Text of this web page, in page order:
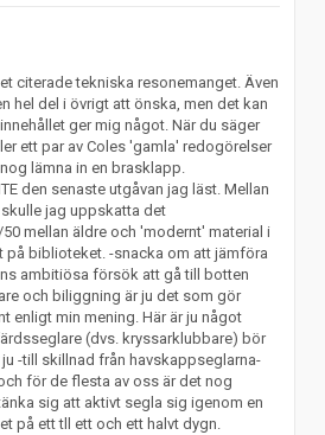
citerade tekniska resonemanget. Även
hel del i övrigt att önska, men det kan
ger mig något. När du säger
ett par av Coles 'gamla' redogörelser
lämna in en brasklapp.
den senaste utgåvan jag läst. Mellan
jag uppskatta det
mellan äldre och 'modernt' material i
på biblioteket. -snacka om att jämföra
ambitiösa försök att gå till botten
och biliggning är ju det som gör
enligt min mening. Här är ju något
(dvs. kryssarklubbare) bör
-till skillnad från havskappseglarna-
för de flesta av oss är det nog
sig att aktivt segla sig igenom en
på ett tll ett och ett halvt dygn.